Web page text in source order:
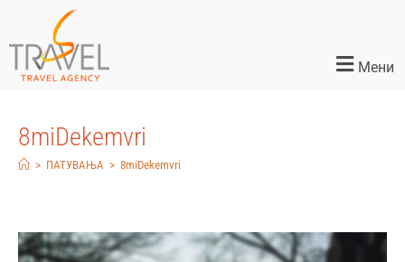
Мени
8miDekemvri
> ПАТУВАЊА > 8miDekemvri